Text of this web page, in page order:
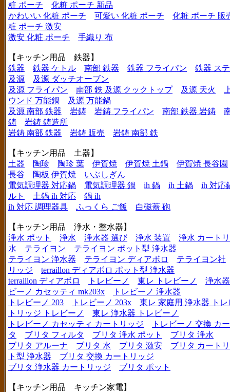
粧 ポーチ
化粧 ポーチ 新品
かわいい 化粧 ポーチ
可愛い 化粧 ポーチ
化粧 ポーチ 販
粧 ポーチ 激安
激安 化粧 ポーチ
手織り 布
【キッチン用品 鉄器】
鉄器
鉄器 ケトル 南部 鉄器 鉄器 フライパン
鉄器 ス
及源
及源 ダッチオーブン
及源 フライパン
南部 鉄 及源 クックトップ 及源 天火
ウンド 万能鍋
及源 万能鍋
及源 南部 鉄器
岩鋳 岩鋳 フライパン 南部 鉄器 岩鋳
鋳
岩鋳 鋳造所
岩鋳 南部 鉄器
岩鋳 販売 岩鋳 南部 鉄
【キッチン用品 土器】
土器
陶珍 陶珍 葉 伊賀焼 伊賀焼 土鍋
伊賀焼 長谷園
長谷
陶板 伊賀焼
いぶしぎん
電気調理器 対応鍋
電気調理器 鍋 ih 鍋 ih 土鍋
ih 対応
ルト
土鍋 ih 対応
鍋 ih
ih 対応 調理器具
ふっくら ご飯 白磁蓋 砲
【キッチン用品 浄水・整水器】
浄水 ポット
浄水 浄水器 選び 浄水 装置
浄水 カート
水
テライヨン
テライヨン ポット型 浄水器
テライヨン 浄水器
テライヨン ディアボロ
テライヨン社
リッジ
terraillon ディアボロ ポット型 浄水器
terraillon ディアボロ
トレビーノ 東レ トレビーノ
浄水
ビーノ カセッティ mk203x
トレビーノ 浄水器
トレビーノ 203
トレビーノ 203x
東レ 家庭用 浄水器 トレ
トリッジ トレビーノ
東レ 浄水器 トレビーノ
トレビーノ カセッティ カートリッジ
トレビーノ 交換 カ
タ
ブリタ フィルタ ブリタ 浄水 ポット
ブリタ 浄水
ブリタ アルーナ
ブリタ 水 ブリタ 激安
ブリタ カート
ト型 浄水器
ブリタ 交換 カートリッジ
ブリタ 浄水器 カートリッジ
ブリタ ポット
【キッチン用品 キッチン家電】